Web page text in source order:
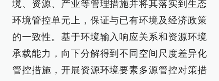
境、资源、产业等管理措施并将其落实到生态
环境管控单元上，保证与已有环境及经济政策
的一致性。基于环境输入响应关系和资源环境
承载能力，向下分解得到不同空间尺度差异化
管控措施，开展资源环境要素多源管控对策措